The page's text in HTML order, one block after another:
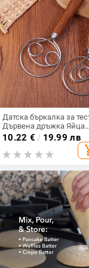
Датска бъркалка за
Дървена дръжка Яйца
Пръчки за смесване на
крем Двойни дупки
Брашно Бъркалка за
Разбиване Кухненски
инструменти за печене
10.22 € / 19.99 лв